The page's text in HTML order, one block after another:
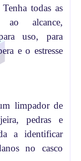
Tenha todas as
ao alcance,
uso, para
e o estresse
limpador de
pedras e
a identificar
no casco